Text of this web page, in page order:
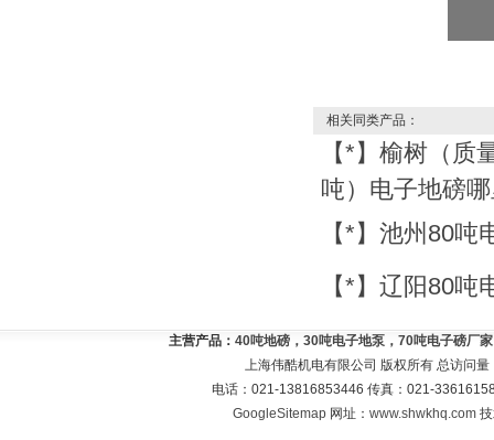
相关同类产品：
【*】榆树（质
吨）电子地磅
【*】池州80
【*】辽阳80
主营产品： 40吨地磅，30吨电子地泵，70吨电子磅厂
上海伟酷机电有限公司 版权所有 总访问量
电话：021-13816853446 传真：021-
GoogleSitemap 网址：www.shwkhq.com